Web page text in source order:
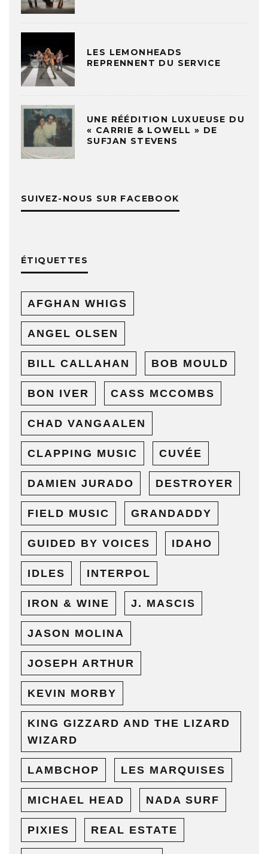
LES LEMONHEADS
REPRENNENT DU SERVICE
UNE RÉÉDITION LUXUEUSE DU
« CARRIE & LOWELL » DE
SUFJAN STEVENS
SUIVEZ-NOUS SUR FACEBOOK
ÉTIQUETTES
AFGHAN WHIGS
ANGEL OLSEN
BILL CALLAHAN BOB MOULD
BON IVER CASS MCCOMBS
CHAD VANGAALEN
CLAPPING MUSIC CUVÉE
DAMIEN JURADO DESTROYER
FIELD MUSIC GRANDADDY
GUIDED BY VOICES IDAHO
IDLES INTERPOL
IRON & WINE J. MASCIS
JASON MOLINA
JOSEPH ARTHUR
KEVIN MORBY
KING GIZZARD AND THE LIZARD
WIZARD
LAMBCHOP LES MARQUISES
MICHAEL HEAD NADA SURF
PIXIES REAL ESTATE